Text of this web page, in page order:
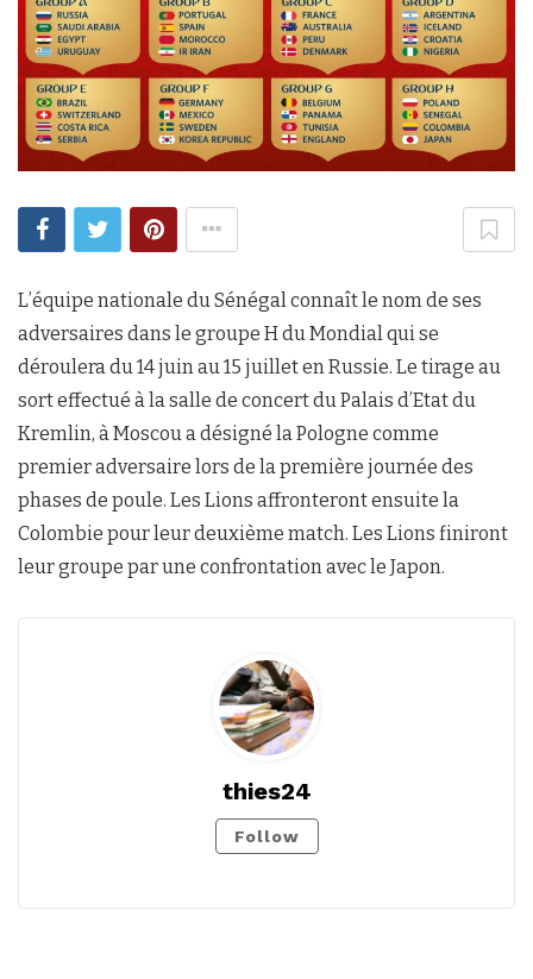
L’équipe nationale du Sénégal connaît le nom de ses
adversaires dans le groupe H du Mondial qui se
déroulera du 14 juin au 15 juillet en Russie. Le tirage au
sort effectué à la salle de concert du Palais d’Etat du
Kremlin, à Moscou a désigné la Pologne comme
premier adversaire lors de la première journée des
phases de poule. Les Lions affronteront ensuite la
Colombie pour leur deuxième match. Les Lions finiront
leur groupe par une confrontation avec le Japon.
thies24
Follow